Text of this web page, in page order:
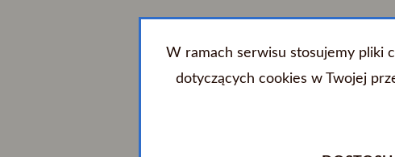
ochronie
W ramach serwisu stosujemy pliki
dotyczących cookies w Twojej